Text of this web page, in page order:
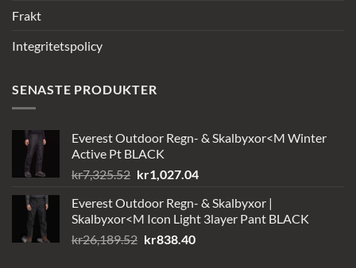
Frakt
Integritetspolicy
SENASTE PRODUKTER
Everest Outdoor Regn- & Skalbyxor<M Winter
Active Pt BLACK
kr7,325.52 Det
priset
var:
kr7,325.52.
kr1,027.04Det
priset
är:
Everest Outdoor Regn- & Skalbyxor |
Skalbyxor<M Icon Light 3layer Pant BLACK
kr26,189.52 Det
kr838.40Det